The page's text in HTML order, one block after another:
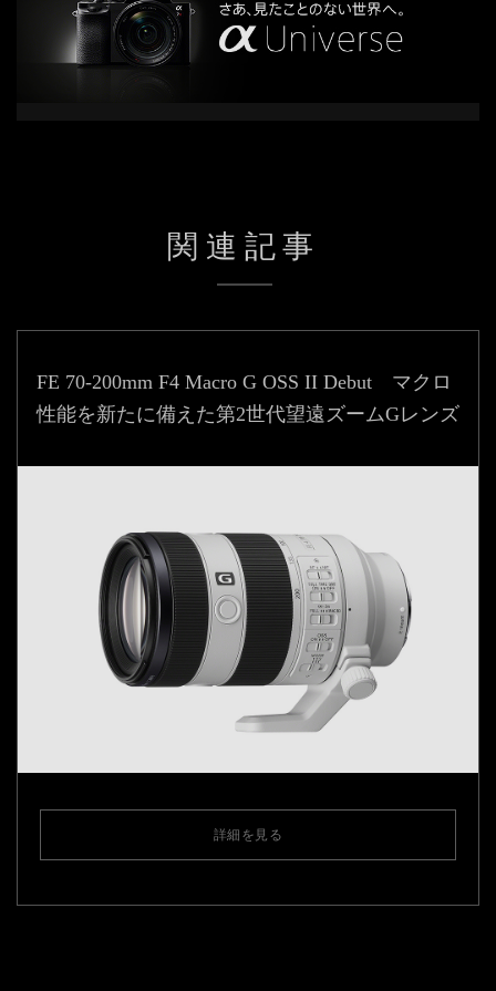
関連記事
FE 70-200mm F4 Macro G OSS II Debut マクロ
性能を新たに備えた第2世代望遠ズームGレンズ
詳細を見る